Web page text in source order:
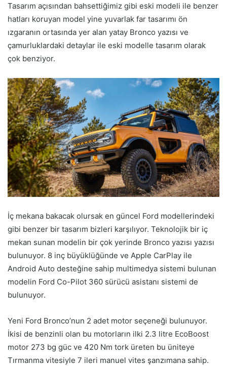
Tasarım açısından bahsettiğimiz gibi eski modeli ile benzer
hatları koruyan model yine yuvarlak far tasarımı ön
ızgaranın ortasında yer alan yatay Bronco yazısı ve
çamurluklardaki detaylar ile eski modelle tasarım olarak
çok benziyor.
İç mekana bakacak olursak en güncel Ford modellerindeki
gibi benzer bir tasarım bizleri karşılıyor. Teknolojik bir iç
mekan sunan modelin bir çok yerinde Bronco yazısı yazısı
bulunuyor. 8 inç büyüklüğünde ve Apple CarPlay ile
Android Auto desteğine sahip multimedya sistemi bulunan
modelin Ford Co-Pilot 360 sürücü asistanı sistemi de
bulunuyor.
Yeni Ford Bronco’nun 2 adet motor seçeneği bulunuyor.
İkisi de benzinli olan bu motorların ilki 2.3 litre EcoBoost
motor 273 bg güc ve 420 Nm tork üreten bu üniteye
Tırmanma vitesiyle 7 ileri manuel vites şanzımana sahip.